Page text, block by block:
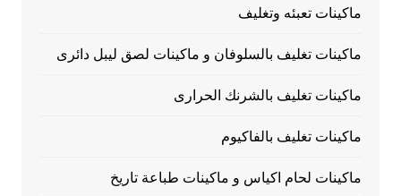
ماكينات تعبئه وتغليف
ماكينات تغليف بالسلوفان و ماكينات لصق ليبل دائرى
ماكينات تغليف بالشرنك الحرارى
ماكينات تغليف بالفاكيوم
ماكينات لحام اكياس و ماكينات طباعة تاريخ